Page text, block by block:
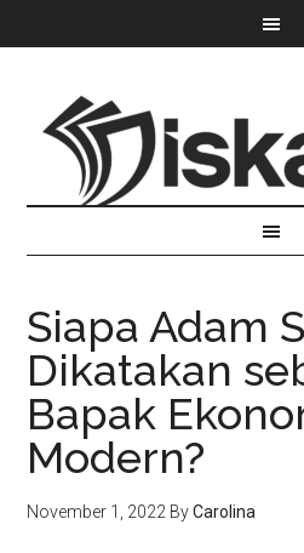
Siapa Adam
Dikatakan
Bapak
Modern?
November 1, 2022 ByCarolina